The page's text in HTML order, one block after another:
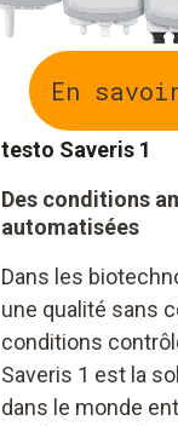
En
testo Saveris 1
Des conditions
automatisées
Dans les
une qualité sans
conditions
Saveris 1 est la
dans le monde